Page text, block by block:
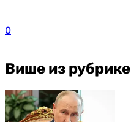
0
Више из рубрике